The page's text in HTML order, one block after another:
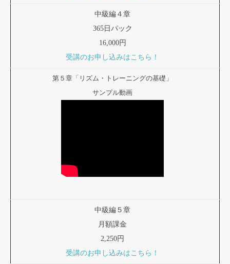
中級編４章
365日パック
16,000円
受講のお申し込みはこちら！
第５章「リズム・トレーニングの基礎」
サンプル動画
中級編５章
月額課金
2,250円
受講のお申し込みはこちら！